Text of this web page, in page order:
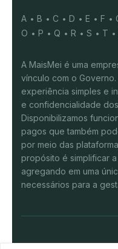
A B C D E F
O
P Q R S T
A MaisMei é uma
vínculo com o
experiência simples e
e confidencialidade
Disponibilizamos
pagos que também
por meio das
propósito é simplificar
agregando em uma
necessários para a